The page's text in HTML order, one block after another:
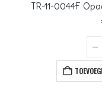
TR-11-0044F